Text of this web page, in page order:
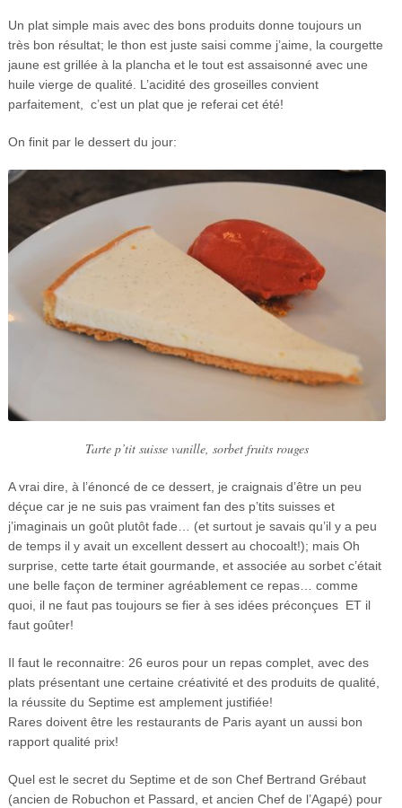
Un plat simple mais avec des bons produits donne toujours un
très bon résultat; le thon est juste saisi comme j’aime, la courgette
jaune est grillée à la plancha et le tout est assaisonné avec une
huile vierge de qualité. L’acidité des groseilles convient
parfaitement, c’est un plat que je referai cet été!
On finit par le dessert du jour:
Tarte p’tit suisse vanille, sorbet fruits rouges
A vrai dire, à l’énoncé de ce dessert, je craignais d’être un peu
déçue car je ne suis pas vraiment fan des p’tits suisses et
j’imaginais un goût plutôt fade… (et surtout je savais qu’il y a peu
de temps il y avait un excellent dessert au chocoalt!); mais Oh
surprise, cette tarte était gourmande, et associée au sorbet c’était
une belle façon de terminer agréablement ce repas… comme
quoi, il ne faut pas toujours se fier à ses idées préconçues ET il
faut goûter!
Il faut le reconnaitre: 26 euros pour un repas complet, avec des
plats présentant une certaine créativité et des produits de qualité,
la réussite du Septime est amplement justifiée!
Rares doivent être les restaurants de Paris ayant un aussi bon
rapport qualité prix!
Quel est le secret du Septime et de son Chef Bertrand Grébaut
(ancien de Robuchon et Passard, et ancien Chef de l’Agapé) pour